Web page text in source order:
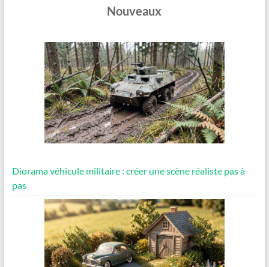
Nouveaux
Diorama véhicule militaire : créer une scène réaliste pas à
pas